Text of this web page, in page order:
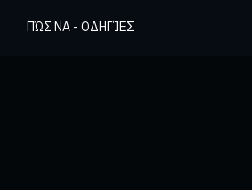
ΠΏΣ ΝΑ - ΟΔΗΓΊΕΣ